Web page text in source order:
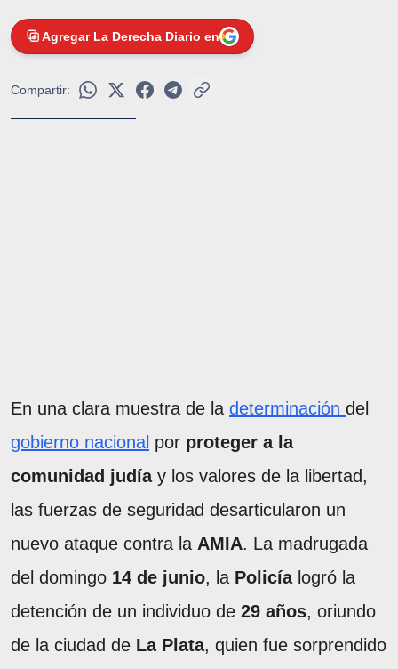
Agregar La Derecha Diario en
Compartir:
En una clara muestra de la determinación del
gobierno nacional por proteger a la
comunidad judíay los valores de la libertad,
las fuerzas de seguridad desarticularon un
nuevo ataque contra la AMIA. La madrugada
del domingo 14 de junio, la Policía logró la
detención de un individuo de 29 años, oriundo
de la ciudad de La Plata, quien fue sorprendido